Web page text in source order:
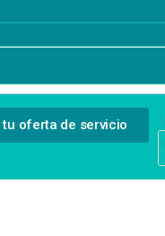
tu oferta de servicio